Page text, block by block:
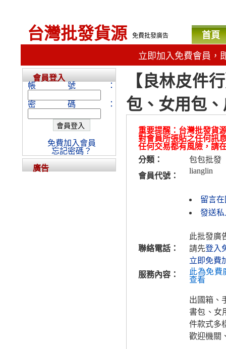
台灣批發貨源 免費批發廣告 首頁
立即加入免費會員，
【良林皮件
包、女用包
重要提醒：台灣批發貨
對會員所張貼之任何訊
任何交易都有風險，請
分類：
包包批發
會員代號：
lianglin
留言
發送私
聯絡電話：
此批發廣
請先登入
立即免費
服務內容：
此為免費
查看
出國箱、
書包、女
件款式多
歡迎機關
會員登入
帳號：
密碼：
免費加入會員
忘記密碼？
廣告